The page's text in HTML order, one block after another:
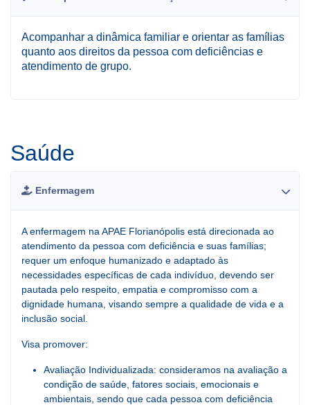
Acompanhar a dinâmica familiar e orientar as famílias
quanto aos direitos da pessoa com deficiências e
atendimento de grupo.
Saúde
Enfermagem
A enfermagem na APAE Florianópolis está direcionada ao
atendimento da pessoa com deficiência e suas famílias;
requer um enfoque humanizado e adaptado às
necessidades específicas de cada indivíduo, devendo ser
pautada pelo respeito, empatia e compromisso com a
dignidade humana, visando sempre a qualidade de vida e a
inclusão social.
Visa promover:
Avaliação Individualizada: consideramos na avaliação a
condição de saúde, fatores sociais, emocionais e
ambientais, sendo que cada pessoa com deficiência